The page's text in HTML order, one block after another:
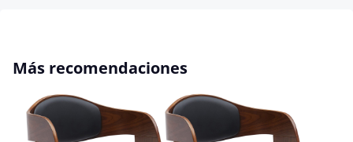
Omitir la galería de productos
Más recomendaciones